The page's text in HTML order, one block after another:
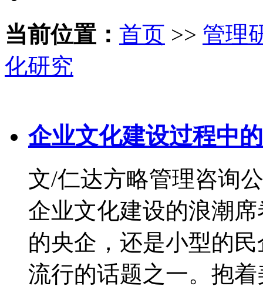
当前位置： 首页 >> 管理
化研究
企业文化建设过程中
文/仁达方略管理咨询
企业文化建设的浪潮
的央企，还是小型的
流行的话题之一。抱